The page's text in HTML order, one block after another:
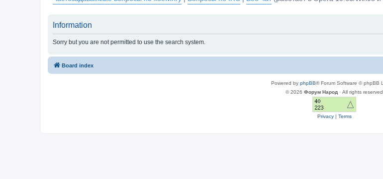
Information
Sorry but you are not permitted to use the search system.
Board index
Powered by phpBB® Forum Software © phpBB
© 2026 Форум Народ · All rights reserved
Privacy| Terms